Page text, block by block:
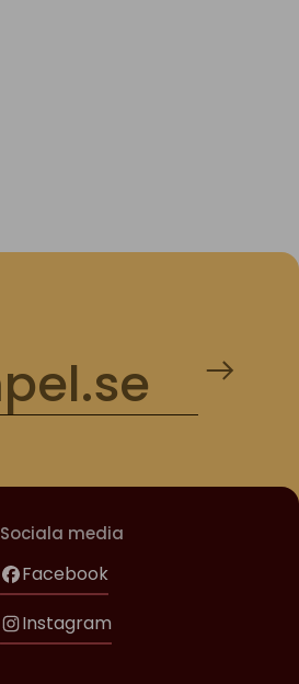
Sociala media
Facebook
Instagram